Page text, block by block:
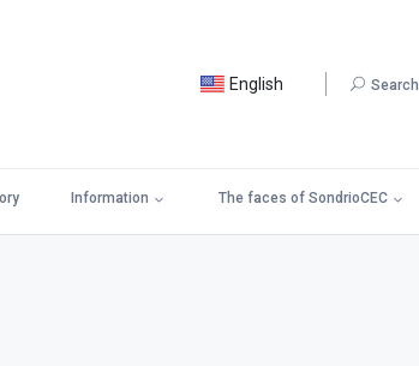
English Search
Information The faces of SondrioCEC